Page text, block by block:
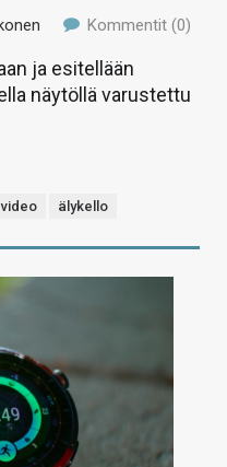
Kommentit (0)
ja esitellään
näytöllä varustettu
video älykello